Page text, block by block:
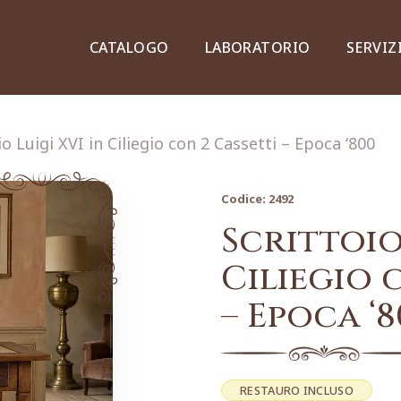
CATALOGO
Credenze, piattaie e vetrine
Lampade e lampadari
Dipinti e stampe
LABORATORIO SERVIZI
Luigi XVI in Ciliegio con 2 Cassetti – Epoca ‘800
Codice: 2492
Scrittoio
Ciliegio
– Epoca
RESTAURO INCLUSO